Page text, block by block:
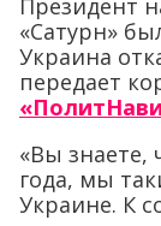
Президент
«Сатурн»
Украина
передает
«Вы знаете,
года, мы
Украине. К